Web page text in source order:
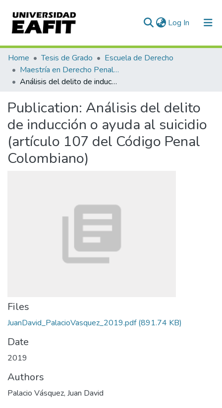
Log In (current)
Communities & Collections
All of DSpace
Home Tesis de Grado
Escuela de Derecho
Maestría en Derecho Penal (tesis)
Análisis del delito de inducción o ayuda al suicidio (artículo 107 del Código Penal Colombiano)
Publication: Análisis del delito
de inducción o ayuda al suicidio
(artículo 107 del Código Penal
Colombiano)
Files
JuanDavid_PalacioVasquez_2019.pdf(891.74 KB)
Date
2019
Authors
Palacio Vásquez, Juan David